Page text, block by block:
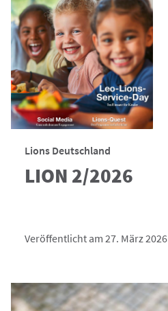
Lions Deutschland
LION 2/2026
Veröffentlicht am 27. März 2026